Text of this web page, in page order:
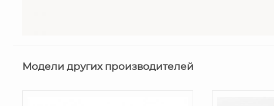
Модели других производителей